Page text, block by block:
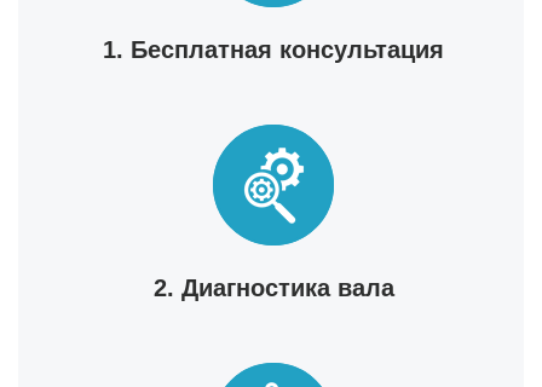
1. Бесплатная консультация
2. Диагностика вала